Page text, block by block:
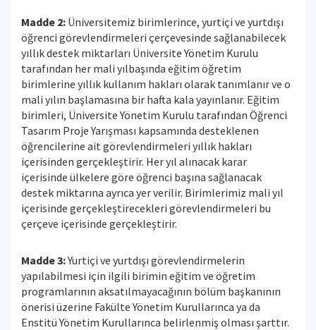
Madde 2: Üniversitemiz birimlerince, yurtiçi ve yurtdışı
öğrenci görevlendirmeleri çerçevesinde sağlanabilecek
yıllık destek miktarları Üniversite Yönetim Kurulu
tarafından her mali yılbaşında eğitim öğretim
birimlerine yıllık kullanım hakları olarak tanımlanır ve o
mali yılın başlamasına bir hafta kala yayınlanır. Eğitim
birimleri, Üniversite Yönetim Kurulu tarafından Öğrenci
Tasarım Proje Yarışması kapsamında desteklenen
öğrencilerine ait görevlendirmeleri yıllık hakları
içerisinden gerçekleştirir. Her yıl alınacak karar
içerisinde ülkelere göre öğrenci başına sağlanacak
destek miktarına ayrıca yer verilir. Birimlerimiz mali yıl
içerisinde gerçekleştirecekleri görevlendirmeleri bu
çerçeve içerisinde gerçekleştirir.
Madde 3:Yurtiçi ve yurtdışı görevlendirmelerin
yapılabilmesi için ilgili birimin eğitim ve öğretim
programlarının aksatılmayacağının bölüm başkanının
önerisi üzerine Fakülte Yönetim Kurullarınca ya da
Enstitü Yönetim Kurullarınca belirlenmiş olması şarttır.